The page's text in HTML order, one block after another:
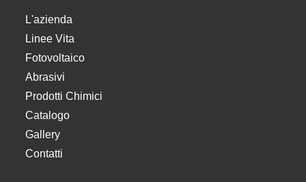
L'azienda
Linee Vita
Fotovoltaico
Abrasivi
Prodotti Chimici
Catalogo
Gallery
Contatti